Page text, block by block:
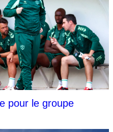
pour le groupe